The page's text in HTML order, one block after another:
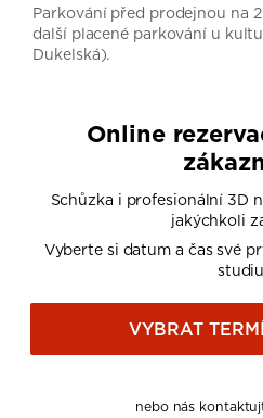
Parkování před prodejnou na
další placené parkování u
Dukelská).
Online
Schůzka i profesionální 3D
jakýchkoli
Vyberte si datum a čas své
VYBRAT
nebo nás